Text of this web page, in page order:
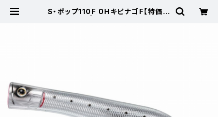
S・ポップ110F OHキビナゴF【特価ル